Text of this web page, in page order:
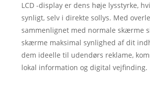
LCD -display er dens høje lysstyrke,
synligt, selv i direkte sollys. Med
sammenlignet med normale skærme
skærme maksimal synlighed af dit
dem ideelle til udendørs reklame,
lokal information og digital vejfinding.